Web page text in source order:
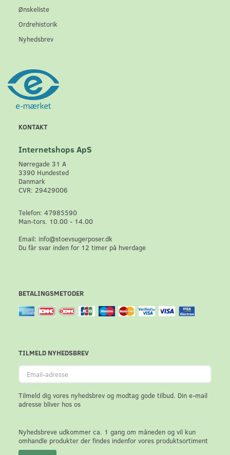
Ønskeliste
Ordrehistorik
Nyhedsbrev
KONTAKT
Internetshops ApS
Nørregade 31 A
3390 Hundested
Danmark
CVR: 29429006
Telefon: 47985590
Man-tors. 10.00 - 14.00
Email: info@stoevsugerposer.dk
Du får svar inden for 12 timer på hverdage
BETALINGSMETODER
TILMELD NYHEDSBREV
Email-
adresse
Tilmeld dig vores nyhedsbrev og modtag gode tilbud. Din e-mail
adresse bliver hos os
Nyhedsbreve udkommer ca. 1 gang om måneden og vil kun
omhandle produkter der findes indenfor vores produktsortiment